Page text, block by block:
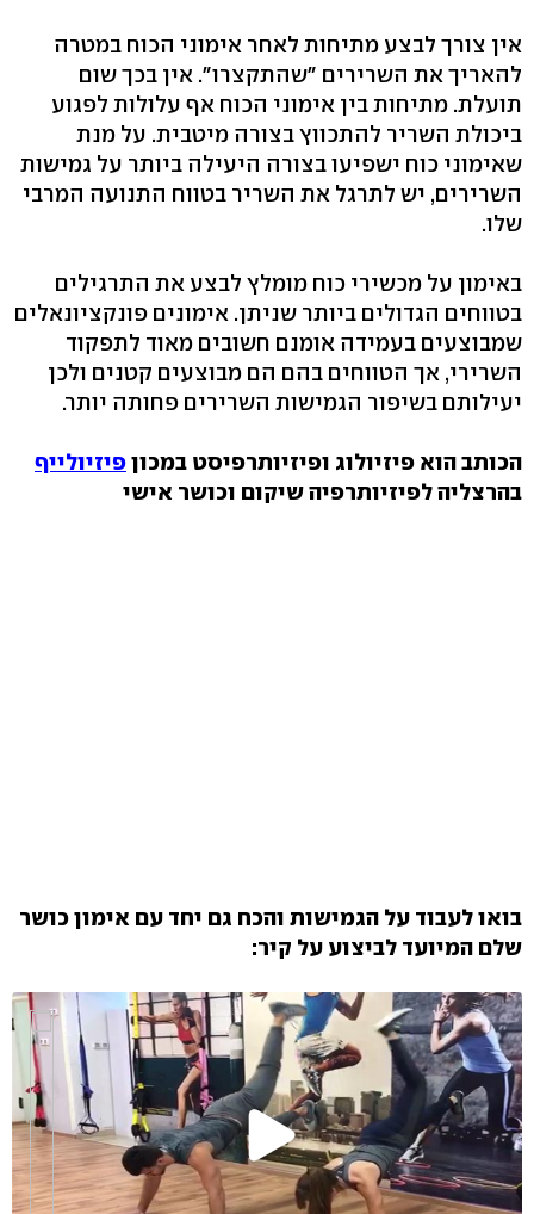
אין צורך לבצע מתיחות לאחר אימוני הכוח במטרה
להאריך את השרירים "שהתקצרו". אין בכך שום
תועלת. מתיחות בין אימוני הכוח אף עלולות לפגוע
ביכולת השריר להתכווץ בצורה מיטבית. על מנת
שאימוני כוח ישפיעו בצורה היעילה ביותר על גמישות
השרירים, יש לתרגל את השריר בטווח התנועה המרבי
שלו.
באימון על מכשירי כוח מומלץ לבצע את התרגילים
בטווחים הגדולים ביותר שניתן. אימונים פונקציונאלים
שמבוצעים בעמידה אומנם חשובים מאוד לתפקוד
השרירי, אך הטווחים בהם הם מבוצעים קטנים ולכן
יעילותם בשיפור הגמישות השרירים פחותה יותר.
הכותב הוא פיזיולוג ופיזיותרפיסט במכוןפיזיולייף
בהרצליה לפיזיותרפיה שיקום וכושר אישי
בואו לעבוד על הגמישות והכח גם יחד עם אימון כושר
שלם המיועד לביצוע על קיר: